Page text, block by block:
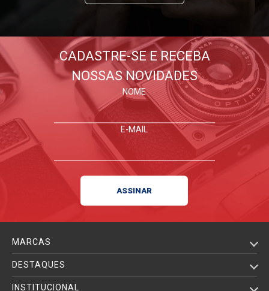
CADASTRE-SE E RECEBA
NOSSAS NOVIDADES
NOME
E-MAIL
MARCAS
DESTAQUES
INSTITUCIONAL